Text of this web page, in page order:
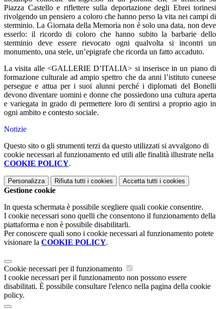
Piazza Castello e riflettere sulla deportazione degli Ebrei torinesi
rivolgendo un pensiero a coloro che hanno perso la vita nei campi di
sterminio. La Giornata della Memoria non è solo una data, non deve
esserlo: il ricordo di coloro che hanno subito la barbarie dello
sterminio deve essere rievocato ogni qualvolta si incontri un
monumento, una stele, un’epigrafe che ricorda un fatto accaduto.
La visita alle <GALLERIE D’ITALIA> si inserisce in un piano di
formazione culturale ad ampio spettro che da anni l’istituto cuneese
persegue e attua per i suoi alunni perché i diplomati del Bonelli
devono diventare uomini e donne che possiedono una cultura aperta
e variegata in grado di permettere loro di sentirsi a proprio agio in
ogni ambito e contesto sociale.
Notizie
Questo sito o gli strumenti terzi da questo utilizzati si avvalgono di
cookie necessari al funzionamento ed utili alle finalità illustrate nella
COOKIE POLICY.
Personalizza Rifiuta tutti i cookies Accetta tutti i cookies
Gestione cookie
In questa schermata è possibile scegliere quali cookie consentire.
I cookie necessari sono quelli che consentono il funzionamento della
piattaforma e non è possibile disabilitarli.
Per conoscere quali sono i cookie necessari al funzionamento potete
visionare la COOKIE POLICY.
Cookie necessari per il funzionamento
I cookie necessari per il funzionamento non possono essere
disabilitati. È possibile consultare l'elenco nella pagina della cookie
policy.